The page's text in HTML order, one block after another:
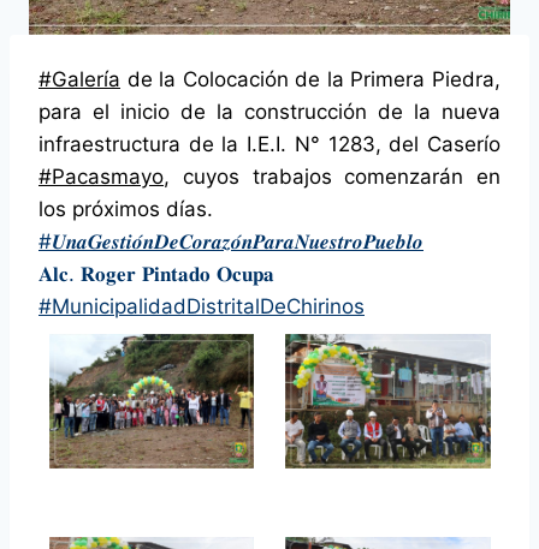
#Galería de la Colocación de la Primera Piedra,
para el inicio de la construcción de la nueva
infraestructura de la I.E.I. N° 1283, del Caserío
#Pacasmayo, cuyos trabajos comenzarán en
los próximos días.
#𝑼𝒏𝒂𝑮𝒆𝒔𝒕𝒊𝒐́𝒏𝑫𝒆𝑪𝒐𝒓𝒂𝒛𝒐́𝒏𝑷𝒂𝒓𝒂𝑵𝒖𝒆𝒔𝒕𝒓𝒐𝑷𝒖𝒆𝒃𝒍𝒐
𝐀𝐥𝐜. 𝐑𝐨𝐠𝐞𝐫 𝐏𝐢𝐧𝐭𝐚𝐝𝐨 𝐎𝐜𝐮𝐩𝐚
#MunicipalidadDistritalDeChirinos